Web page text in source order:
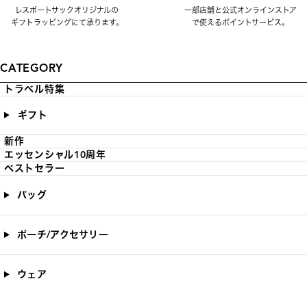
レスポートサックオリジナルの
ギフトラッピングにて承ります。
一部店舗と公式オンラインストア
で使えるポイントサービス。
CATEGORY
トラベル特集
ギフト
新作
エッセンシャル10周年
ベストセラー
バッグ
ポーチ/アクセサリー
ウェア